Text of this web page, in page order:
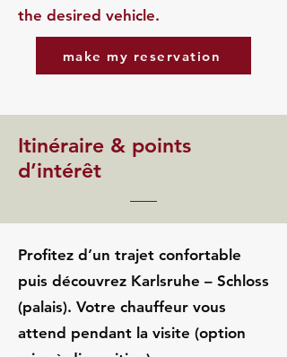
the desired vehicle.
make my reservation
Itinéraire & points
d’intérêt
Profitez d’un trajet confortable
puis découvrez Karlsruhe – Schloss
(palais). Votre chauffeur vous
attend pendant la visite (option